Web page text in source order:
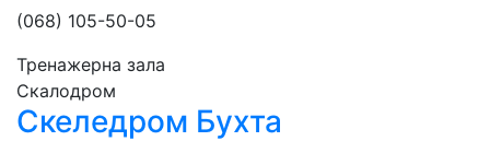
(068) 105-50-05
Тренажерна зала
Скалодром
Скеледром Бухта